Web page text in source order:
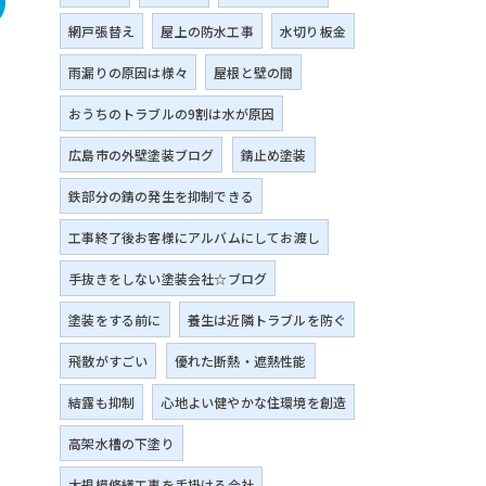
網戸張替え 屋上の防水工事 水切り板金
雨漏りの原因は様々 屋根と壁の間
おうちのトラブルの9割は水が原因
広島市の外壁塗装ブログ 錆止め塗装
鉄部分の錆の発生を抑制できる
工事終了後お客様にアルバムにしてお渡し
手抜きをしない塗装会社☆ブログ
塗装をする前に 養生は近隣トラブルを防ぐ
飛散がすごい 優れた断熱・遮熱性能
結露も抑制 心地よい健やかな住環境を創造
高架水槽の下塗り